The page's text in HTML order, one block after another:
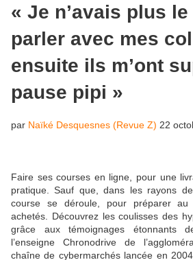
« Je n’avais plus
parler avec mes
ensuite ils m’ont
pause pipi »
par Naïké Desquesnes (Revue Z) 22
Faire ses courses en ligne, pour une
pratique. Sauf que, dans les rayons
course se déroule, pour préparer
achetés. Découvrez les coulisses des
grâce aux témoignages étonnants
l’enseigne Chronodrive de
chaîne de cybermarchés lancée en